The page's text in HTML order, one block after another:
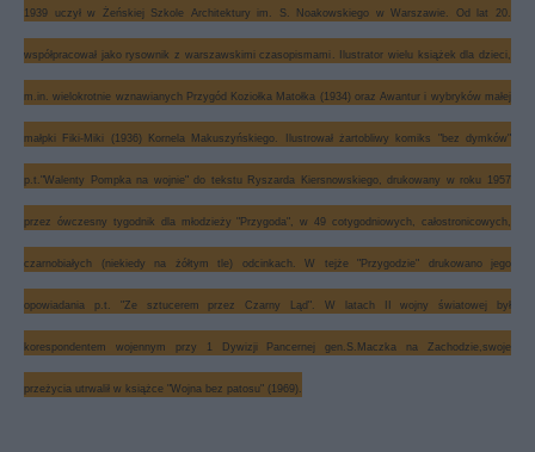
1939 uczył w Żeńskiej Szkole Architektury im. S. Noakowskiego w Warszawie. Od lat 20.
współpracował jako rysownik z warszawskimi czasopismami. Ilustrator wielu książek dla dzieci,
m.in. wielokrotnie wznawianych Przygód Koziołka Matołka (1934) oraz Awantur i wybryków małej
małpki Fiki-Miki (1936) Kornela Makuszyńskiego. Ilustrował żartobliwy komiks "bez dymków"
p.t."Walenty Pompka na wojnie" do tekstu Ryszarda Kiersnowskiego, drukowany w roku 1957
przez ówczesny tygodnik dla młodzieży "Przygoda", w 49 cotygodniowych, całostronicowych,
czarnobiałych (niekiedy na żółtym tle) odcinkach. W tejże "Przygodzie" drukowano jego
opowiadania p.t. "Ze sztucerem przez Czarny Ląd". W latach II wojny światowej był
korespondentem wojennym przy 1 Dywizji Pancernej gen.S.Maczka na Zachodzie,swoje
przeżycia utrwalił w książce "Wojna bez patosu" (1969).